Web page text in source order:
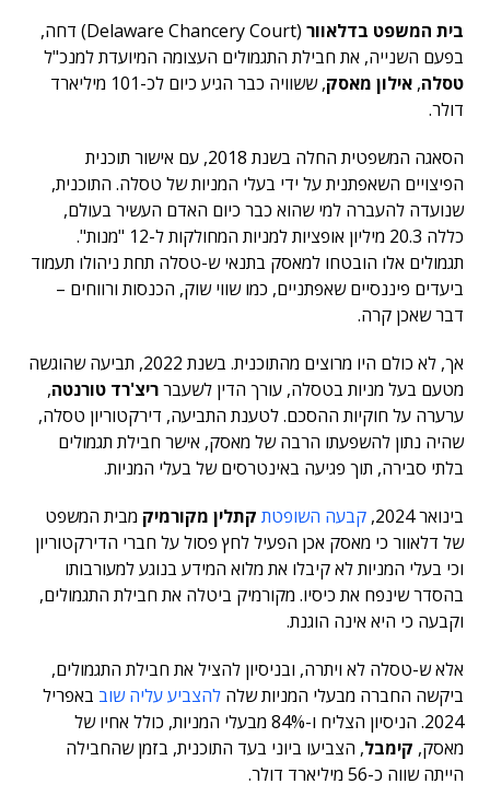
בית המשפט בדלאוור (Delaware Chancery Court)
דחה,
בפעם השנייה, את חבילת התגמולים העצומה המיועדת למנכ"ל
טסלה, אילון מאסק
, ששוויה כבר הגיע כיום לכ-101 מיליארד
דולר.
הסאגה המשפטית החלה בשנת 2018, עם אישור תוכנית
הפיצויים השאפתנית על ידי בעלי המניות של טסלה. התוכנית,
שנועדה להעברה למי שהוא כבר כיום האדם העשיר בעולם,
כללה 20.3 מיליון אופציות למניות המחולקות ל-12 "מנות".
תגמולים אלו הובטחו למאסק בתנאי ש-טסלה תחת ניהולו תעמוד
ביעדים פיננסיים שאפתניים, כמו שווי שוק, הכנסות ורווחים –
דבר שאכן קרה.
אך, לא כולם היו מרוצים מהתוכנית. בשנת 2022, תביעה שהוגשה
מטעם בעל מניות בטסלה, עורך הדין לשעברריצ'רד טורנטה,
ערערה על חוקיות ההסכם. לטענת התביעה, דירקטוריון טסלה,
שהיה נתון להשפעתו הרבה של מאסק, אישר חבילת תגמולים
בלתי סבירה, תוך פגיעה באינטרסים של בעלי המניות.
בינואר 2024,
קבעה השופטת קתלין מקורמיק מבית המשפט
של דלאוור כי מאסק אכן הפעיל לחץ פסול על חברי הדירקטוריון
וכי בעלי המניות לא קיבלו את מלוא המידע בנוגע למעורבותו
בהסדר שינפח את כיסיו. מקורמיק ביטלה את חבילת התגמולים,
וקבעה כי היא אינה הוגנת.
אלא ש-טסלה לא ויתרה, ובניסיון להציל את חבילת התגמולים,
ביקשה החברה מבעלי המניות שלה להצביע עליה שוב באפריל
2024. הניסיון הצליח ו-84% מבעלי המניות, כולל אחיו של
מאסק, קימבל, הצביעו ביוני בעד התוכנית, בזמן שהחבילה
הייתה שווה כ-56 מיליארד דולר.